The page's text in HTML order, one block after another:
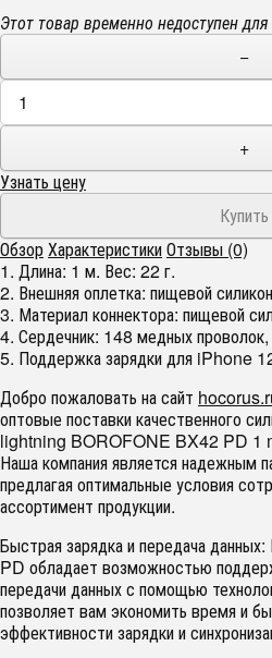
Этот товар временно недоступен для
−
+
Узнать цену
ОбзорХарактеристикиОтзывы (0)
1. Длина: 1 м. Вес: 22 г.
2. Внешняя оплетка: пищевой
3. Материал коннектора: пищевой
4. Сердечник: 148 медных
5. Поддержка зарядки для iPhone
Добро пожаловать на сайт
оптовые поставки качественного
lightning BOROFONE BX42 PD 1
Наша компания является надежным
предлагая оптимальные условия
ассортимент продукции.
Быстрая зарядка и передача
PD обладает возможностью
передачи данных с помощью
позволяет вам экономить время и
эффективности зарядки и